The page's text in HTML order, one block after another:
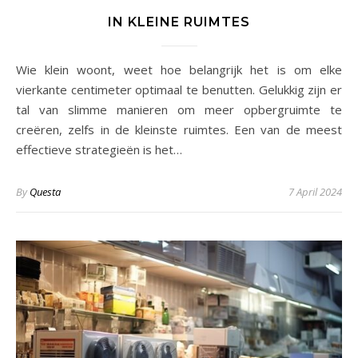
IN KLEINE RUIMTES
Wie klein woont, weet hoe belangrijk het is om elke
vierkante centimeter optimaal te benutten. Gelukkig zijn er
tal van slimme manieren om meer opbergruimte te
creëren, zelfs in de kleinste ruimtes. Een van de meest
effectieve strategieën is het…
ByQuesta 7 April 2024